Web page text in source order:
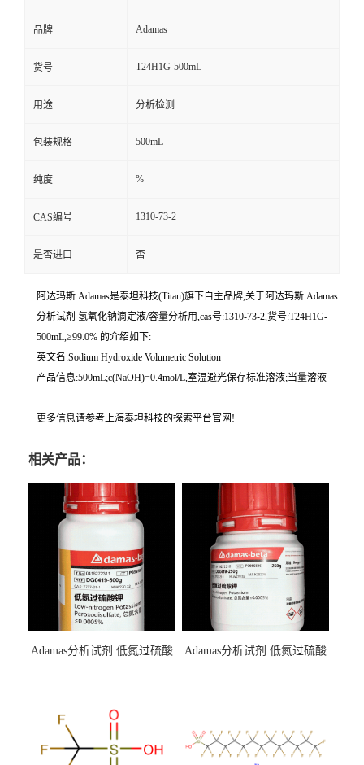
品牌 Adamas
货号 T24H1G-500mL
用途 分析检测
包装规格 500mL
纯度 %
CAS编号 1310-73-2
是否进口 否
阿达玛斯 Adamas是泰坦科技(Titan)旗下自主品牌,关于阿达玛斯 Adamas
分析试剂 氢氧化钠滴定液/容量分析用,cas号:1310-73-2,货号:T24H1G-
500mL,≥99.0% 的介绍如下:
英文名:Sodium Hydroxide Volumetric Solution
产品信息:500mL;c(NaOH)=0.4mol/L,室温避光保存标准溶液;当量溶液
更多信息请参考上海泰坦科技的探索平台官网!
相关产品：
Adamas分析试剂 低氮过硫酸
（泰坦现货供应）
Adamas分析试剂 低氮过硫酸